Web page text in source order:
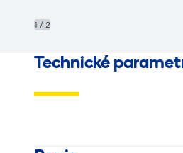
1 / 2
Technické